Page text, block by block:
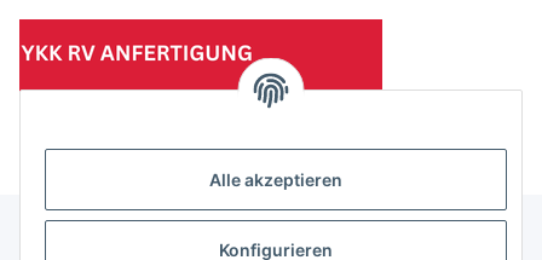
Alle akzeptieren
Konfigurieren
(Mindesttabnahmemenge 10 Stück je Länge und Farbe)